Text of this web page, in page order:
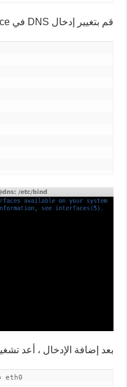
قم بتغيير إدخال DNS في interface على النحو التالي.
بعد إضافة الإدخال ، أعد
eth0